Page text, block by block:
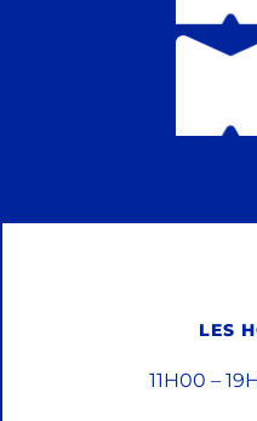
LES
11H00 –